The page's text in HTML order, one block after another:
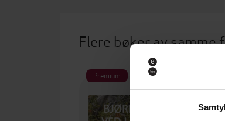
Flere bøker av
Premium